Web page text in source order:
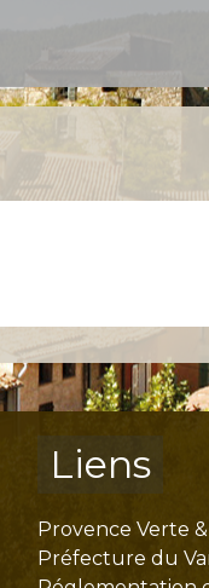
Liens
Provence Verte
Préfecture du